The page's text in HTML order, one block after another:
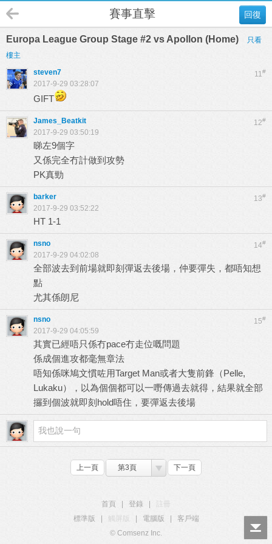
回復
賽事直擊
Europa League Group Stage #2 vs Apollon (Home)
只看
樓主
11#
steven7
2017-9-29 03:28:07
GIFT
12#
James_Beatkit
2017-9-29 03:50:19
睇左9個字
又係完全冇計做到攻勢
PK真勁
13#
barker
2017-9-29 03:52:22
HT 1-1
14#
nsno
2017-9-29 04:02:08
全部波去到前場就即刻彈返去後場，仲要彈失，都唔知想
點
尤其係朗尼
15#
nsno
2017-9-29 04:05:59
其實已經唔只係冇pace冇走位嘅問題
係成個進攻都毫無章法
唔知係咪鳩文慣咗用Target Man或者大隻前鋒（Pelle,
Lukaku），以為個個都可以一嘢傳過去就得，結果就全部
攞到個波就即刻hold唔住，要彈返去後場
上一頁 第3頁 下一頁
首頁 登錄
標準版
觸屏版 電腦版
客戶端
© Comsenz Inc.